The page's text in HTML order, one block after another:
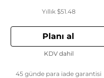
Yıllık $51.48
Planı al
45 günde para iade garantisi
KDV dahil